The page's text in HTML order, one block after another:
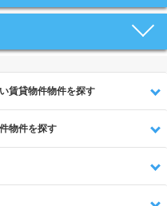
賃貸物件物件を探す
物件を探す